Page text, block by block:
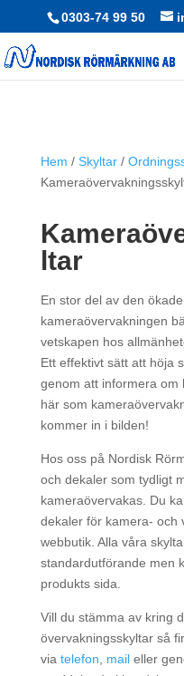
0303-74 99 50
Hem / Skyltar/
ltar
En stor del av den
kameraövervakningen
vetskapen hos
Ett effektivt sätt att höja
genom att informera om
här som
kommer in i bilden!
Hos oss på Nordisk
och dekaler som tydligt
kameraövervakas. Du
dekaler för kamera- och
webbutik. Alla våra
standardutförande men
produkts sida.
Vill du stämma av kring
övervakningsskyltar så
via telefon maileller